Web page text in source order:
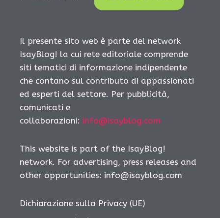
Il presente sito web è parte del network
IsayBlog! la cui rete editoriale comprende
siti tematici di informazione indipendente
che contano sul contributo di appassionati
ed esperti del settore. Per pubblicità,
comunicati e
collaborazioni: info@isayblog.com
This website is part of the IsayBlog!
network. For advertising, press releases and
other opportunities: info@isayblog.com
Dichiarazione sulla Privacy (UE)